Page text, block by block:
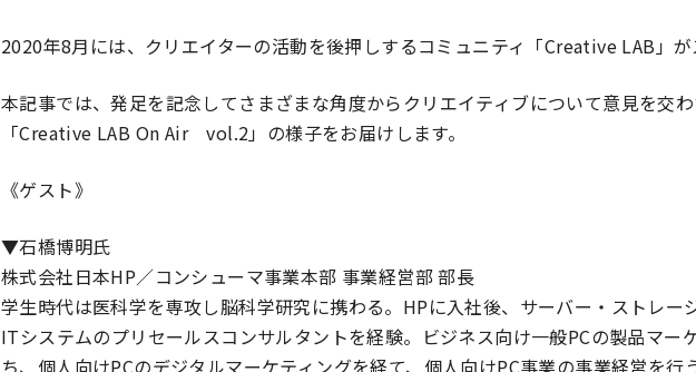
2020年8月には、クリエイターの活動を後押しするコミュニティ「Creative LAB」が
本記事では、発足を記念してさまざまな角度からクリエイティブについて意見を交
「Creative LAB On Air vol.2」の様子をお届けします。
《ゲスト》
▼石橋博明氏
株式会社日本HP／コンシューマ事業本部 事業経営部 部長
学生時代は医科学を専攻し脳科学研究に携わる。HPに入社後、サーバー・ストレー
ITシステムのプリセールスコンサルタントを経験。ビジネス向け一般PCの製品マー